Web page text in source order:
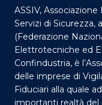
ASSIV,
Servizi di Sicurezza,
(Federazione
Elettrotecniche ed
Confindustria, è
delle imprese di
Fiduciari alla quale
importanti realtà del